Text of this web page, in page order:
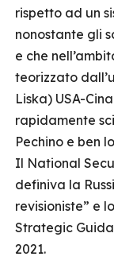
rispetto ad un
nonostante gli
e che
teorizzato
Liska) USA-
rapidamente
Pechino e ben
Il National
definiva la
revisioniste” e
Strategic
2021.